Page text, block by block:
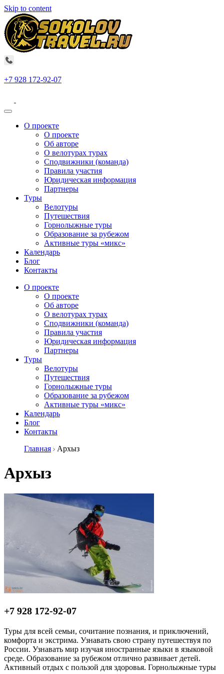
Skip to content
+7 928 172-92-07
О проекте
О проекте
Об авторе
О велотурах турах
Сподвижники (команда)
Правила участия
Юридическая информация
Партнеры
Туры
Велотуры
Путешествия
Горнолыжные туры
Образование за рубежом
Активные туры «микс»
Календарь
Блог
Контакты
О проекте
О проекте
Об авторе
О велотурах турах
Сподвижники (команда)
Правила участия
Юридическая информация
Партнеры
Туры
Велотуры
Путешествия
Горнолыжные туры
Образование за рубежом
Активные туры «микс»
Календарь
Блог
Контакты
Главная
Архыз
Архыз
+7 928 172-92-07
Туры для всей семьи, сочитание познания, и приключений,
комфорта и экстрима. Узнавать свою страну путешествуя по
России. Узнавать мир изучая иностранные языки в языковой
среде. Образование за рубежом отлично развивает детей.
Активный отдых с пользой для здоровья. Горнолыжные туры